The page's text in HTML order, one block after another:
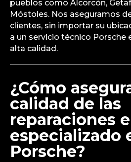
pueblos como Alcorcón,
Móstoles. Nos aseguramos
clientes, sin importar su
a un servicio técnico Porsche
alta calidad.
¿Cómo
calidad de las
reparaciones
especializado
Porsche?